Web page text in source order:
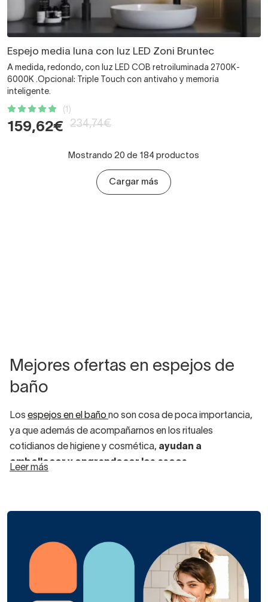
Espejo media luna con luz LED Zoni Bruntec
A medida, redondo, con luz LED COB retroiluminada 2700K-
6000K .Opcional: Triple Touch con antivaho y memoria
inteligente.
(1)
159,62€ 234,74€
Mostrando 20 de 184 productos
Cargar más
Mejores ofertas en espejos de
baño
Los espejos en el baño no son cosa de poca importancia,
ya que además de acompañarnos en los rituales
cotidianos de higiene y cosmética, ayudan a
embellecer y engrandecer los aseos.
menudo incluyen luz led. La iluminación en este caso puede
ir en el frontal del espejo o en la parte trasera.
La mayoría de espejos de baño con luzpermiten
Leer más